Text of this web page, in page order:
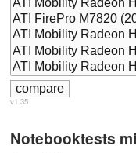
v1.35
Notebooktests